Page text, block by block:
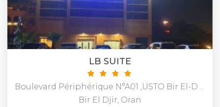
LB SUITE
Boulevard Périphérique N°A01 ,USTO Bir El-Djir
Bir El Djir, Oran